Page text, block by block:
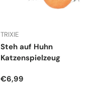
TRIXIE
Steh auf Huhn
Katzenspielzeug
Normaler Preis
€6,99